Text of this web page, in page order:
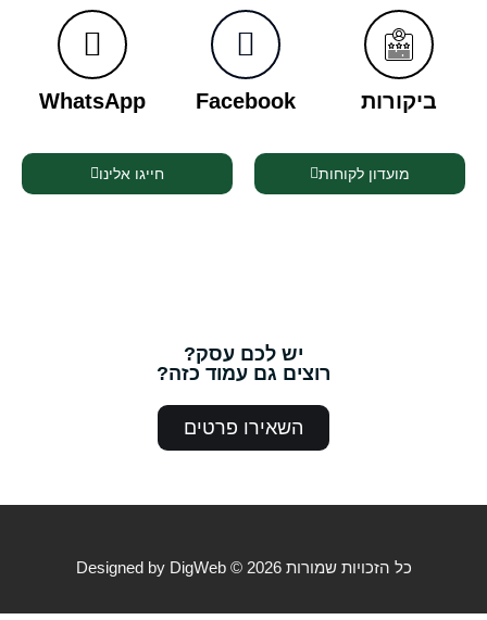
ביקורות Facebook
WhatsApp
מועדון לקוחות חייגו אלינו
יש לכם עסק?
רוצים גם עמוד כזה?
השאירו פרטים
כל הזכויות שמורות 2026 © Designed by DigWeb